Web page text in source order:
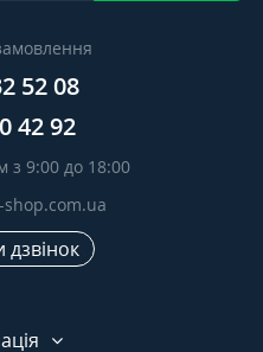
52 08
42 92
з 9:00 до 18:00